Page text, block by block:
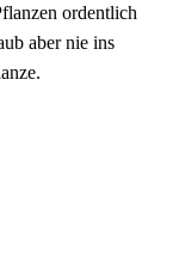
ordentlich
aber nie ins